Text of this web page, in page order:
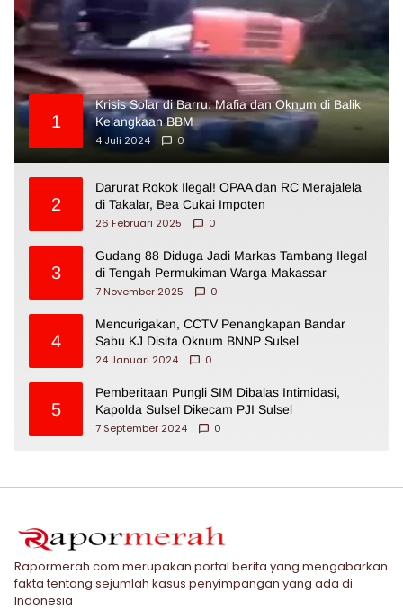
1
Krisis Solar di Barru: Mafia dan Oknum di Balik
Kelangkaan BBM
4 Juli 2024
0
2
Darurat Rokok Ilegal! OPAA dan RC Merajalela
di Takalar, Bea Cukai Impoten
26 Februari 2025
0
3
Gudang 88 Diduga Jadi Markas Tambang Ilegal
di Tengah Permukiman Warga Makassar
7 November 2025
0
4
Mencurigakan, CCTV Penangkapan Bandar
Sabu KJ Disita Oknum BNNP Sulsel
24 Januari 2024
0
5
Pemberitaan Pungli SIM Dibalas Intimidasi,
Kapolda Sulsel Dikecam PJI Sulsel
7 September 2024
0
Rapormerah.com merupakan portal berita yang mengabarkan
fakta tentang sejumlah kasus penyimpangan yang ada di
Indonesia